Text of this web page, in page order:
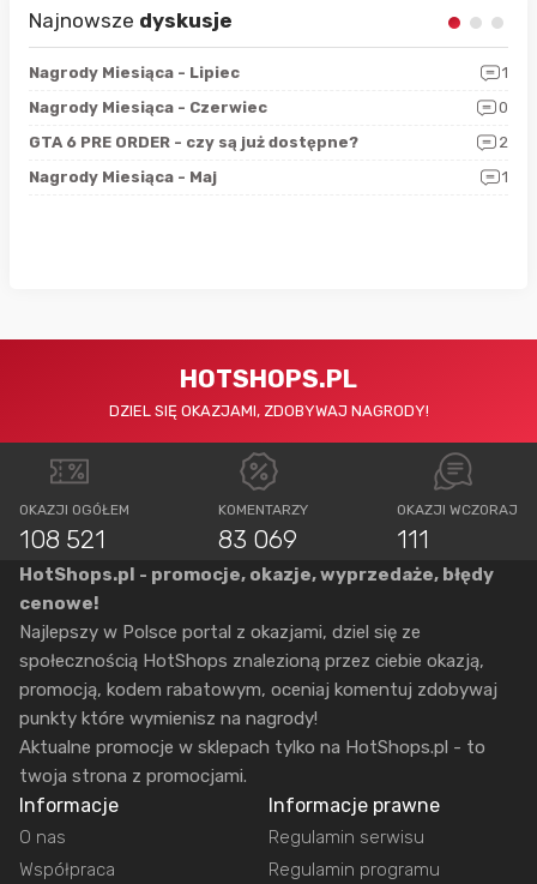
Najnowsze dyskusje
Nagrody Miesiąca - Lipiec
1
Nagrody Miesiąca - Czerwiec
0
GTA 6 PRE ORDER - czy są już dostępne?
2
Nagrody Miesiąca - Maj
1
HOTSHOPS.PL
DZIEL SIĘ OKAZJAMI, ZDOBYWAJ NAGRODY!
OKAZJI OGÓŁEM
108 521
KOMENTARZY
83 069
OKAZJI WCZORAJ
111
HotShops.pl - promocje, okazje, wyprzedaże, błędy
cenowe!
Najlepszy w Polsce portal z okazjami, dziel się ze
społecznością HotShops znalezioną przez ciebie okazją,
promocją, kodem rabatowym, oceniaj komentuj zdobywaj
punkty które wymienisz na nagrody!
Aktualne promocje w sklepach tylko na HotShops.pl - to
twoja strona z promocjami.
Informacje
O nas
Współpraca
Informacje prawne
Regulamin serwisu
Regulamin programu